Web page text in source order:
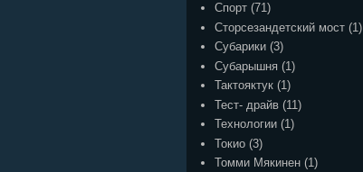
Спорт (71)
Сторсезандетский мост (1)
Субарики (3)
Субарышня (1)
Тактояктук (1)
Тест- драйв (11)
Технологии (1)
Токио (3)
Томми Мякинен (1)